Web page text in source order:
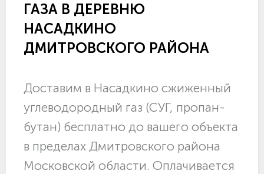
ГАЗА В ДЕРЕВНЮ
НАСАДКИНО
ДМИТРОВСКОГО РАЙОНА
Доставим в Насадкино сжиженный
углеводородный газ (СУГ, пропан-
бутан) бесплатно до вашего объекта
в пределах Дмитровского района
Московской области. Оплачивается